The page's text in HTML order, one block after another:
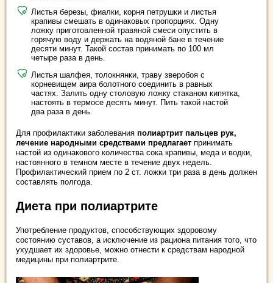
Листья березы, фиалки, корня петрушки и листья
крапивы смешать в одинаковых пропорциях. Одну
ложку приготовленной травяной смеси опустить в
горячую воду и держать на водяной бане в течение
десяти минут. Такой состав принимать по 100 мл
четыре раза в день.
Листья шалфея, толокнянки, траву зверобоя с
корневищем аира болотного соединить в равных
частях. Залить одну столовую ложку стаканом кипятка,
настоять в термосе десять минут. Пить такой настой
два раза в день.
Для профилактики заболевания полиартрит пальцев рук,
лечение народными средствами предлагает принимать
настой из одинакового количества сока крапивы, меда и водки,
настоянного в темном месте в течение двух недель.
Профилактический прием по 2 ст. ложки три раза в день должен
составлять полгода.
Диета при полиартрите
Употребление продуктов, способствующих здоровому
состоянию суставов, а исключение из рациона питания того, что
ухудшает их здоровье, можно отнести к средствам народной
медицины при полиартрите.